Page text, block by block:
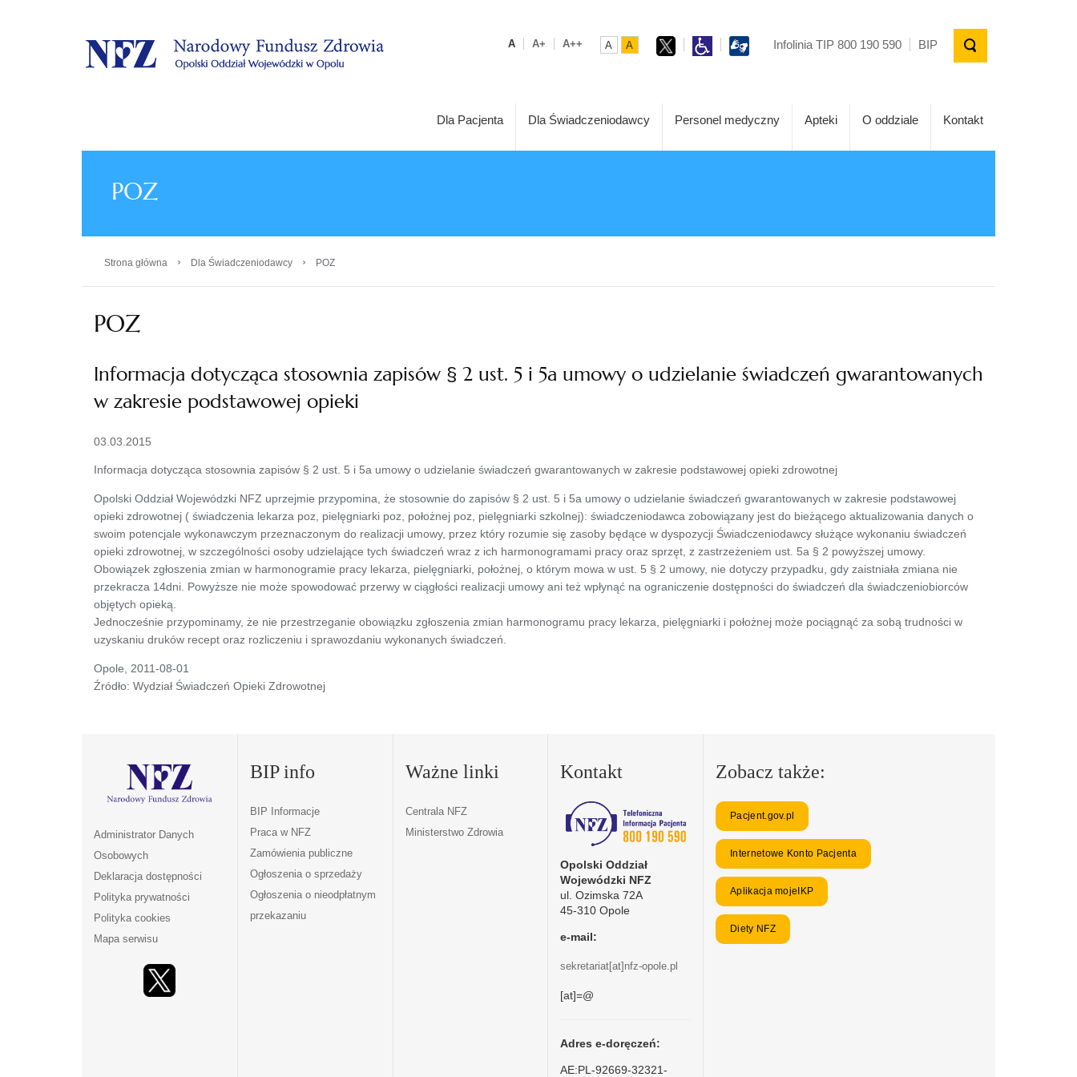
. A A+ A++ A A Infolinia TIP 800 190 590 BIP
Dla Pacjenta Dla Świadczeniodawcy Personel medyczny Apteki O oddziale Kontakt
POZ
Strona główna › Dla Świadczeniodawcy › POZ
POZ
Informacja dotycząca stosownia zapisów § 2 ust. 5 i 5a umowy o udzielanie świadczeń gwarantowanych
w zakresie podstawowej opieki
03.03.2015
Informacja dotycząca stosownia zapisów § 2 ust. 5 i 5a umowy o udzielanie świadczeń gwarantowanych w zakresie podstawowej opieki zdrowotnej
Opolski Oddział Wojewódzki NFZ uprzejmie przypomina, że stosownie do zapisów § 2 ust. 5 i 5a umowy o udzielanie świadczeń gwarantowanych w zakresie podstawowej
opieki zdrowotnej ( świadczenia lekarza poz, pielęgniarki poz, położnej poz, pielęgniarki szkolnej): świadczeniodawca zobowiązany jest do bieżącego aktualizowania danych o
swoim potencjale wykonawczym przeznaczonym do realizacji umowy, przez który rozumie się zasoby będące w dyspozycji Świadczeniodawcy służące wykonaniu świadczeń
opieki zdrowotnej, w szczególności osoby udzielające tych świadczeń wraz z ich harmonogramami pracy oraz sprzęt, z zastrzeżeniem ust. 5a § 2 powyższej umowy.
Obowiązek zgłoszenia zmian w harmonogramie pracy lekarza, pielęgniarki, położnej, o którym mowa w ust. 5 § 2 umowy, nie dotyczy przypadku, gdy zaistniała zmiana nie
przekracza 14dni. Powyższe nie może spowodować przerwy w ciągłości realizacji umowy ani też wpłynąć na ograniczenie dostępności do świadczeń dla świadczeniobiorców
objętych opieką.
Jednocześnie przypominamy, że nie przestrzeganie obowiązku zgłoszenia zmian harmonogramu pracy lekarza, pielęgniarki i położnej może pociągnąć za sobą trudności w
uzyskaniu druków recept oraz rozliczeniu i sprawozdaniu wykonanych świadczeń.
Opole, 2011-08-01
Źródło: Wydział Świadczeń Opieki Zdrowotnej
Administrator Danych
Osobowych
Deklaracja dostępności
Polityka prywatności
Polityka cookies
Mapa serwisu
BIP info
BIP Informacje
Praca w NFZ
Zamówienia publiczne
Ogłoszenia o sprzedaży
Ogłoszenia o nieodpłatnym
przekazaniu
Ważne linki
Centrala NFZ
Ministerstwo Zdrowia
Kontakt
Opolski Oddział
Wojewódzki NFZ
ul. Ozimska 72A
45-310 Opole
e-mail:
sekretariat[at]nfz-opole.pl
[at]=@
Adres e-doręczeń:
AE:PL-92669-32321-
Zobacz także:
Pacjent.gov.pl
Internetowe Konto Pacjenta
Aplikacja mojeIKP
Diety NFZ